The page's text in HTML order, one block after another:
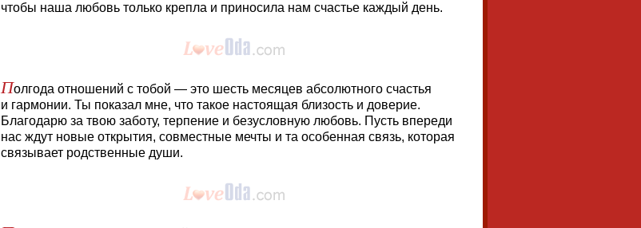
чтобы наша любовь только крепла и приносила нам счастье каждый день.
Полгода отношений с тобой — это шесть месяцев абсолютного счастья
и гармонии. Ты показал мне, что такое настоящая близость и доверие.
Благодарю за твою заботу, терпение и безусловную любовь. Пусть впереди
нас ждут новые открытия, совместные мечты и та особенная связь, которая
связывает родственные души.